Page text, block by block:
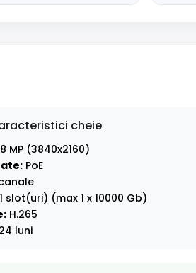
cheie
8 MP (3840x2160)
PoE
1 slot(uri) (max 1 x 10000 Gb)
H.265
24 luni